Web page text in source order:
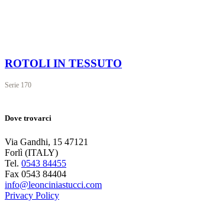
ROTOLI IN TESSUTO
Serie 170
Dove trovarci
Via Gandhi, 15 47121
Forlì (ITALY)
Tel. 0543 84455
Fax 0543 84404
info@leonciniastucci.com
Privacy Policy